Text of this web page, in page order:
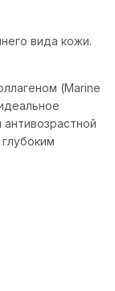
вида кожи.
(Marine